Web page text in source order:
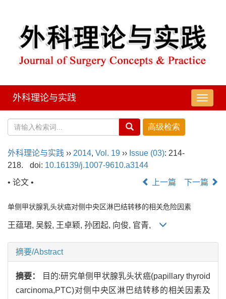
导
航
外科理论与实践
外科理论与实践 ›› 2014, Vol. 19 ›› Issue (03): 214-
218.
doi: 10.16139/j.1007-9610.a3144
• 论文 •
上一篇 下一篇
单侧甲状腺乳头状癌对侧中央区淋巴结转移的相关危险因素
王蕴珺, 吴毅, 王卓颖, 孙团起, 向俊, 官青,
摘要/Abstract
摘要：
目的:研究单侧甲状腺乳头状癌(papillary thyroid
carcinoma,PTC)对侧中央区淋巴结转移的相关因素及